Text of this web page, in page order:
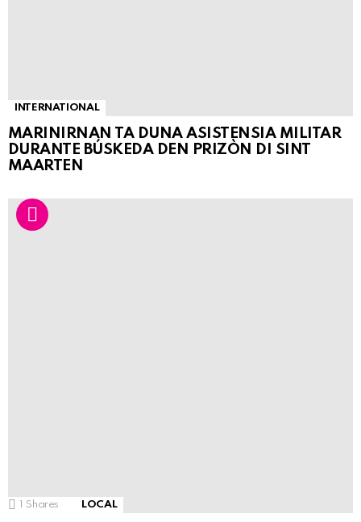
INTERNATIONAL
MARINIRNAN TA DUNA ASISTENSIA MILITAR
DURANTE BÚSKEDA DEN PRIZÒN DI SINT
MAARTEN
Shares LOCAL